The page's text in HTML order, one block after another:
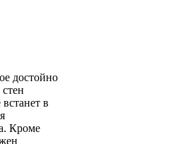
достойно
в
Кроме